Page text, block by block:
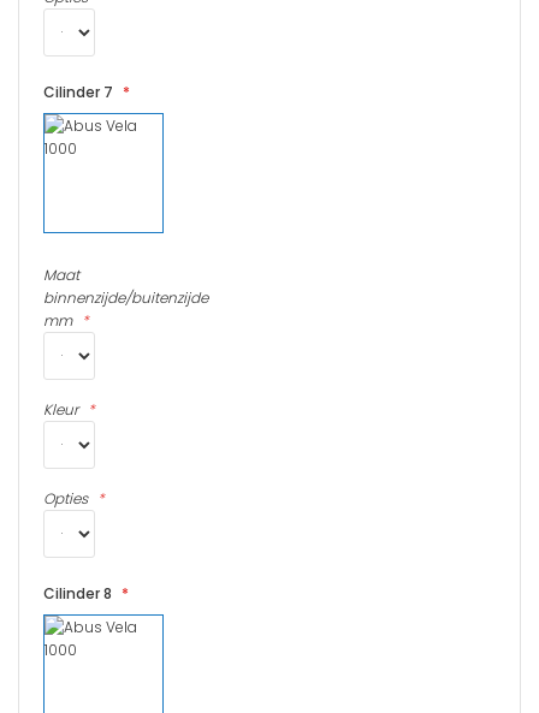
Cilinder 7
Maat
binnenzijde/buitenzijde
mm
Kleur
Opties
Cilinder 8